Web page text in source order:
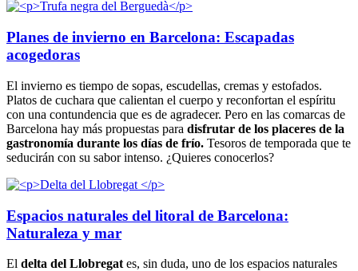
Planes de invierno en Barcelona: Escapadas
acogedoras
El invierno es tiempo de sopas, escudellas, cremas y estofados.
Platos de cuchara que calientan el cuerpo y reconfortan el espíritu
con una contundencia que es de agradecer. Pero en las comarcas de
Barcelona hay más propuestas para disfrutar de los placeres de la
gastronomía durante los días de frío. Tesoros de temporada que te
seducirán con su sabor intenso. ¿Quieres conocerlos?
Espacios naturales del litoral de Barcelona:
Naturaleza y mar
El delta del Llobregat es, sin duda, uno de los espacios naturales